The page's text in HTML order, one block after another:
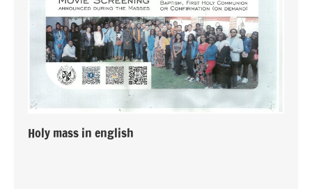
Holy mass in english